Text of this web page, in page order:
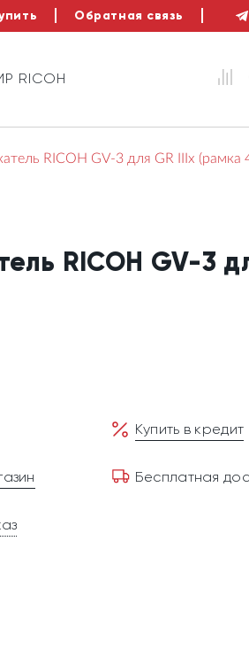
Обратная связь
RICOH
RICOH GV-3 для GR IIIx (рамка
RICOH GV-3
Купить в кредит
Бесплатная